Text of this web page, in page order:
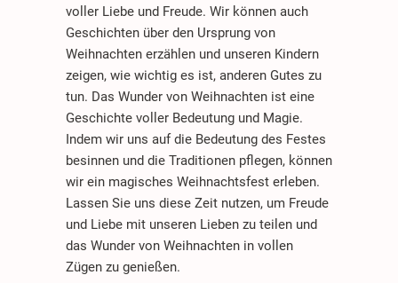
voller Liebe und Freude. Wir können auch
Geschichten über den Ursprung von
Weihnachten erzählen und unseren Kindern
zeigen, wie wichtig es ist, anderen Gutes zu
tun. Das Wunder von Weihnachten ist eine
Geschichte voller Bedeutung und Magie.
Indem wir uns auf die Bedeutung des Festes
besinnen und die Traditionen pflegen, können
wir ein magisches Weihnachtsfest erleben.
Lassen Sie uns diese Zeit nutzen, um Freude
und Liebe mit unseren Lieben zu teilen und
das Wunder von Weihnachten in vollen
Zügen zu genießen.